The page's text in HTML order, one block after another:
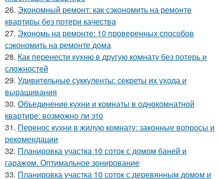
26. Экономный ремонт: как сэкономить на ремонте
квартиры без потери качества
27. Экономь на ремонте: 10 проверенных способов
сэкономить на ремонте дома
28. Как перенести кухню в другую комнату без потерь и
сложностей
29. Удивительные суккуленты: секреты их ухода и
выращивания
30. Объединение кухни и комнаты в однокомнатной
квартире: возможно ли это
31. Перенос кухни в жилую комнату: законные вопросы и
рекомендации
32. Планировка участка 10 соток с домом баней и
гаражом. Оптимальное зонирование
33. Планировка участка 10 соток с деревянным домом и